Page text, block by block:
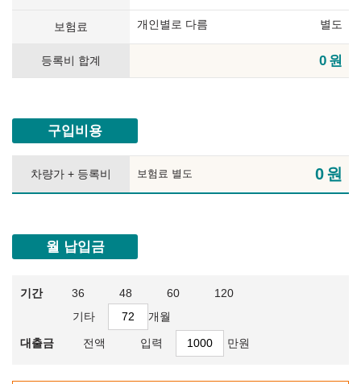
보험료 개인별로 다름 별도
등록비 합계 0 원
구입비용
차량가 + 등록비 보험료 별도 0원
월 납입금
기간 36 48 60
120
기타
개월
대출금 전액 입력 만원